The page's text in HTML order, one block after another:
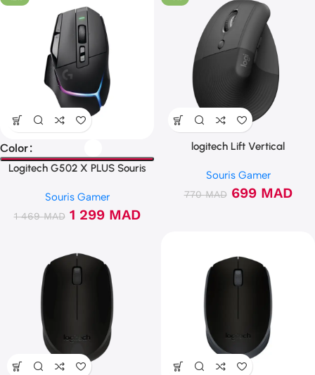
Color
Logitech G502 X PLUS Souris
Souris Gamer
1 469MAD 1 299 MAD
logitech Lift Vertical
Souris Gamer
770MAD 699 MAD